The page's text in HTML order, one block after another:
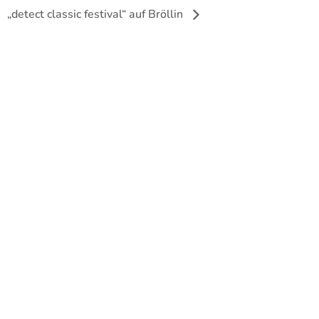
„detect classic festival“ auf Bröllin